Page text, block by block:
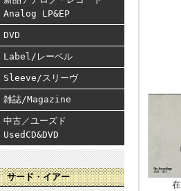
Analog LP&EP
DVD
Label/レーベル
Sleeve/スリーヴ
雑誌/Magazine
中古／ユーズド
UsedCD&DVD
サード・イアー